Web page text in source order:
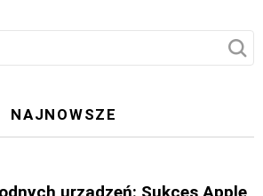
NAJNOWSZE
urządzeń: Sukces Apple